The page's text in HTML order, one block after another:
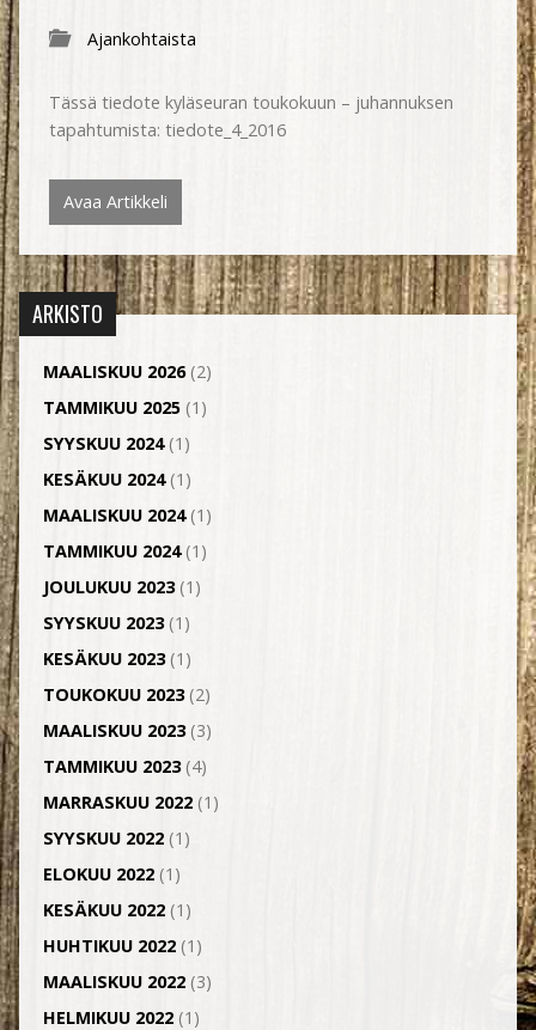
Ajankohtaista
Tässä tiedote kyläseuran toukokuun – juhannuksen
tapahtumista: tiedote_4_2016
Avaa Artikkeli
ARKISTO
MAALISKUU 2026(2)
TAMMIKUU 2025(1)
SYYSKUU 2024(1)
KESÄKUU 2024(1)
MAALISKUU 2024(1)
TAMMIKUU 2024(1)
JOULUKUU 2023(1)
SYYSKUU 2023(1)
KESÄKUU 2023(1)
TOUKOKUU 2023(2)
MAALISKUU 2023(3)
TAMMIKUU 2023(4)
MARRASKUU 2022(1)
SYYSKUU 2022(1)
ELOKUU 2022(1)
KESÄKUU 2022(1)
HUHTIKUU 2022(1)
MAALISKUU 2022(3)
HELMIKUU 2022(1)